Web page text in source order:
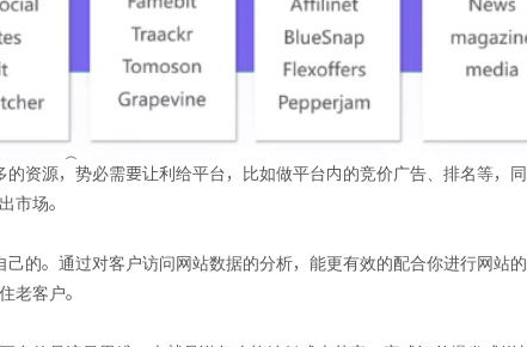
资源，势必需要让利给平台，比如做平台内的竞价广告、排名等，
市场。
的。通过对客户访问网站数据的分析，能更有效的配合你进行网站
老客户。